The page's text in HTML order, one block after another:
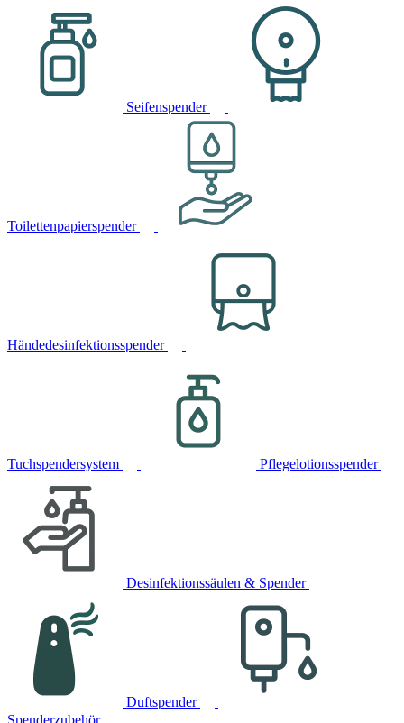
Seifenspender
Toilettenpapierspender
Händedesinfektionsspender
Tuchspendersystem Pflegelotionsspender
Desinfektionssäulen & Spender
Duftspender